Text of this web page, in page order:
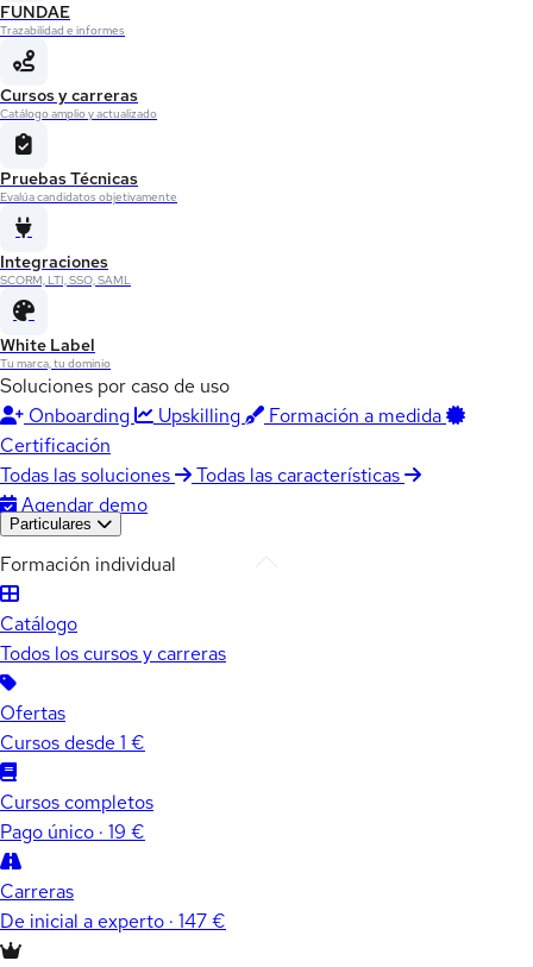
FUNDAE
Trazabilidad e informes
Cursos y carreras
Catálogo amplio y actualizado
Pruebas Técnicas
Evalúa candidatos objetivamente
Integraciones
SCORM, LTI, SSO, SAML
White Label
Tu marca, tu dominio
Soluciones por caso de uso
Onboarding
Upskilling
Formación a medida
Certificación
Todas las soluciones
Todas las características
Agendar demo
Particulares
Formación individual
Catálogo
Todos los cursos y carreras
Ofertas
Cursos desde 1 €
Cursos completos
Pago único · 19 €
Carreras
De inicial a experto · 147 €